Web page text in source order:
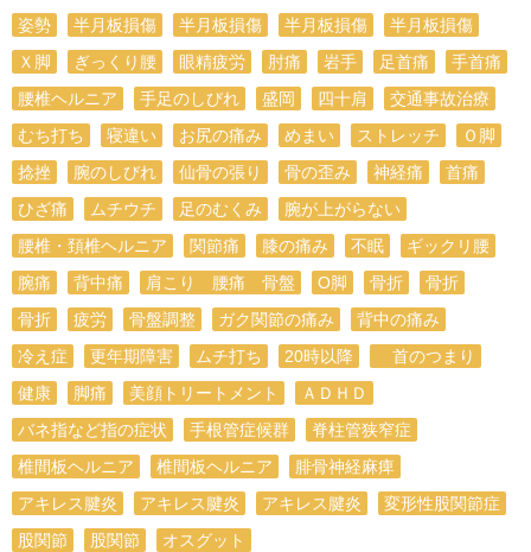
姿勢
半月板損傷 半月板損傷 半月板損傷
半月板損傷
Ｘ脚
ぎっくり腰 眼精疲労 肘痛 岩手 足首痛
手首痛
腰椎ヘルニア
手足のしびれ 盛岡 四十肩
交通事故治療
むち打ち
寝違い お尻の痛み めまい ストレッチ
Ｏ脚
捻挫
腕のしびれ 仙骨の張り 骨の歪み 神経痛
首痛
ひざ痛
ムチウチ 足のむくみ
腕が上がらない
腰椎・頚椎ヘルニア
関節痛 膝の痛み 不眠
ギックリ腰
腕痛
背中痛 肩こり 腰痛 骨盤 O脚 骨折
骨折
骨折
疲労 骨盤調整 ガク関節の痛み
背中の痛み
冷え症
更年期障害 ムチ打ち 20時以降
首のつまり
健康
脚痛 美顔トリートメント
ＡＤＨＤ
バネ指など指の症状
手根管症候群
脊柱管狭窄症
椎間板ヘルニア
椎間板ヘルニア
腓骨神経麻痺
アキレス腱炎
アキレス腱炎 アキレス腱炎
変形性股関節症
股関節
股関節 オスグット